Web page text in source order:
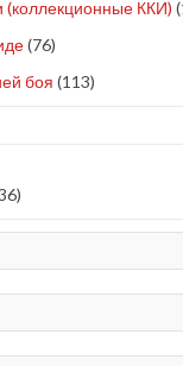
(коллекционные ККИ)
(76)
боя (113)